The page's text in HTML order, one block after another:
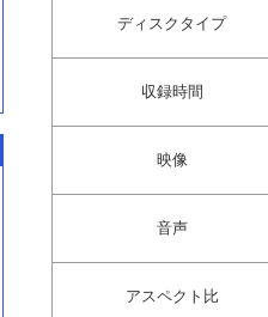
ディスクタイプ
収録時間
映像
音声
アスペクト比